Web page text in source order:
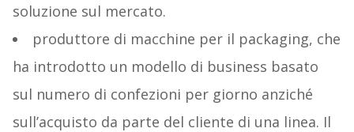
soluzione sul mercato.
produttore di macchine per il packaging, che
ha introdotto un modello di business basato
sul numero di confezioni per giorno anziché
sull’acquisto da parte del cliente di una linea. Il